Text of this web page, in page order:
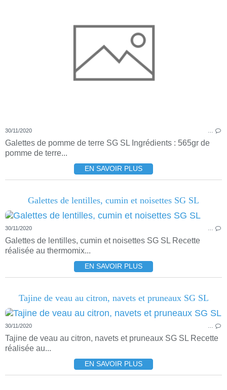
30/11/2020
Galettes de pomme de terre SG SL Ingrédients : 565gr de
pomme de terre...
EN SAVOIR PLUS
Galettes de lentilles, cumin et noisettes SG SL
30/11/2020
Galettes de lentilles, cumin et noisettes SG SL Recette
réalisée au thermomix...
EN SAVOIR PLUS
Tajine de veau au citron, navets et pruneaux SG SL
30/11/2020
Tajine de veau au citron, navets et pruneaux SG SL Recette
réalisée au...
EN SAVOIR PLUS